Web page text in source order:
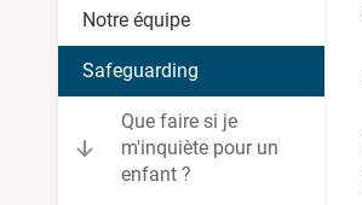
Notre équipe
Safeguarding
Que faire si je
m'inquiète pour un
enfant ?